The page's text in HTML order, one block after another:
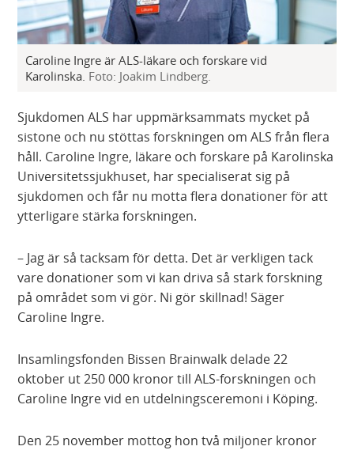
Caroline Ingre är ALS-läkare och forskare vid
Karolinska. Foto: Joakim Lindberg.
Sjukdomen ALS har uppmärksammats mycket på
sistone och nu stöttas forskningen om ALS från flera
håll. Caroline Ingre, läkare och forskare på Karolinska
Universitetssjukhuset, har specialiserat sig på
sjukdomen och får nu motta flera donationer för att
ytterligare stärka forskningen.
– Jag är så tacksam för detta. Det är verkligen tack
vare donationer som vi kan driva så stark forskning
på området som vi gör. Ni gör skillnad! Säger
Caroline Ingre.
Insamlingsfonden Bissen Brainwalk delade 22
oktober ut 250 000 kronor till ALS-forskningen och
Caroline Ingre vid en utdelningsceremoni i Köping.
Den 25 november mottog hon två miljoner kronor